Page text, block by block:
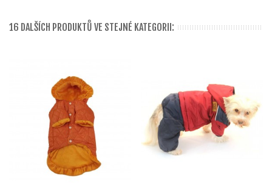
16 DALŠÍCH PRODUKTŮ VE STEJNÉ KATEGORII: